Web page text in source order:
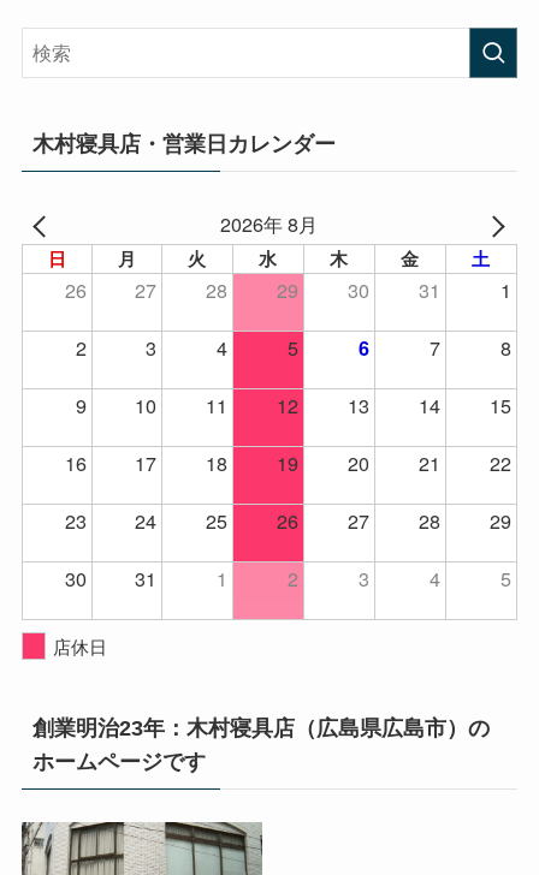
木村寝具店・営業日カレンダー
2026年 8月
日 月 火 水 木 金 土
26 27 28 29 30 31
1
2
3 4 5 6 7
8
9
10 11 12 13 14
15
16
17 18 19 20 21
22
23
24 25 26 27 28
29
30
31 1 2 3 4 5
店休日
創業明治23年：木村寝具店（広島県広島市）の
ホームページです